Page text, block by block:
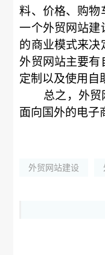
料、价格、购物
一个外贸网站建
的商业模式来决
外贸网站主要有
定制以及使用自
总之，外贸
面向国外的电子
外贸网站建设